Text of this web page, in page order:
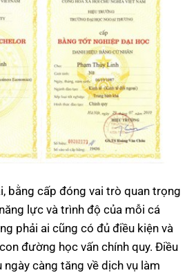
bằng cấp đóng vai trò quan trọng
lực và trình độ của mỗi cá
phải ai cũng có đủ điều kiện và
đường học vấn chính quy. Điều
ngày càng tăng về dịch vụ làm